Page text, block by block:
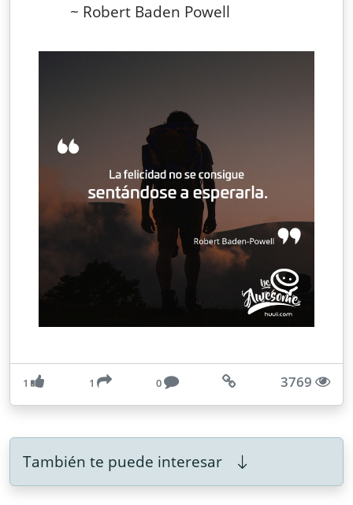
~ Robert Baden Powell
1 1 0 3769
También te puede interesar